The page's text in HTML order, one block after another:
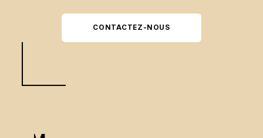
CONTACTEZ-NOUS